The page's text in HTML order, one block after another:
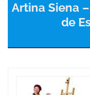
Artina Siena
de